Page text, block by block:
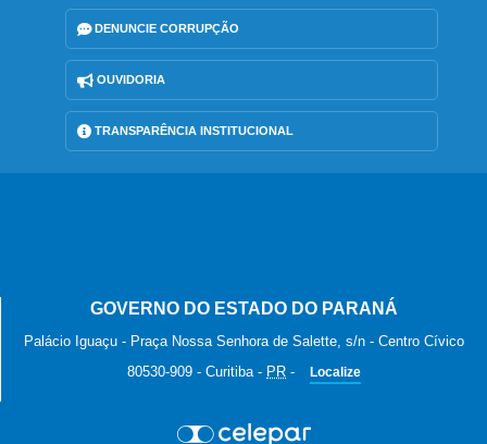
DENUNCIE CORRUPÇÃO
OUVIDORIA
TRANSPARÊNCIA INSTITUCIONAL
GOVERNO DO ESTADO DO PARANÁ
Palácio Iguaçu - Praça Nossa Senhora de Salette, s/n - Centro Cívico
80530-909 - Curitiba- PR - Localize